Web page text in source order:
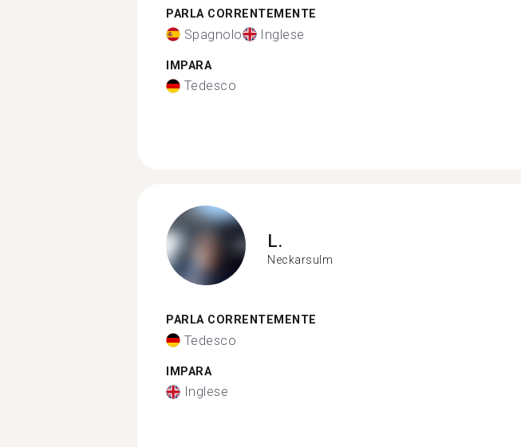
PARLA CORRENTEMENTE
Spagnolo Inglese
IMPARA
Tedesco
L.
Neckarsulm
PARLA CORRENTEMENTE
Tedesco
IMPARA
Inglese